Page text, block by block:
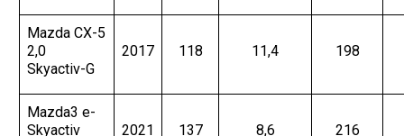
Mazda CX-5
2,0
Skyactiv-G
2017 118 11,4 198
Mazda3 e-
Skyactiv
2021 137 8,6 216